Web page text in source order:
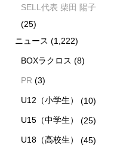
SELL代表 柴田 陽子
(25)
ニュース (1,222)
BOXラクロス (8)
PR (3)
U12（小学生） (10)
U15（中学生） (25)
U18（高校生） (45)